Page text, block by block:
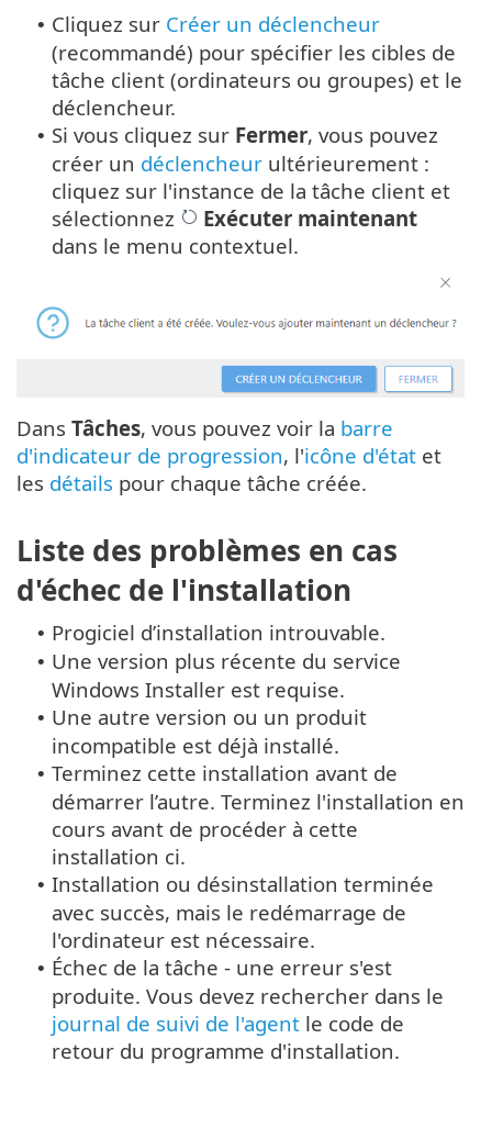
• Cliquez sur Créer un déclencheur
(recommandé) pour spécifier les cibles de
tâche client (ordinateurs ou groupes) et le
déclencheur.
• Si vous cliquez sur Fermer, vous pouvez
créer un déclencheur ultérieurement :
cliquez sur l'instance de la tâche client et
sélectionnez
Exécuter maintenant
dans le menu contextuel.
Dans Tâches, vous pouvez voir la barre
d'indicateur de progression, l'icône d'état et
les détails pour chaque tâche créée.
Liste des problèmes en cas
d'échec de l'installation
• Progiciel d’installation introuvable.
• Une version plus récente du service
Windows Installer est requise.
• Une autre version ou un produit
incompatible est déjà installé.
• Terminez cette installation avant de
démarrer l’autre. Terminez l'installation en
cours avant de procéder à cette
installation ci.
• Installation ou désinstallation terminée
avec succès, mais le redémarrage de
l'ordinateur est nécessaire.
• Échec de la tâche - une erreur s'est
produite. Vous devez rechercher dans le
journal de suivi de l'agent le code de
retour du programme d'installation.